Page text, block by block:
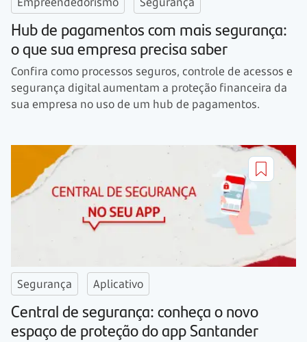
Hub de pagamentos com mais segurança:
o que sua empresa precisa saber
Confira como processos seguros, controle de acessos e
segurança digital aumentam a proteção financeira da
sua empresa no uso de um hub de pagamentos.
Segurança Aplicativo
Central de segurança: conheça o novo
espaço de proteção do app Santander